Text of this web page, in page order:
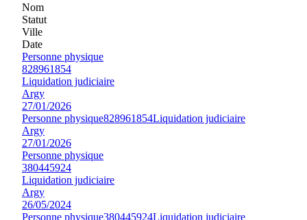
Nom
Statut
Ville
Date
Personne physique
828961854
Liquidation judiciaire
Argy
27/01/2026
Personne physique828961854Liquidation judiciaire
Argy
27/01/2026
Personne physique
380445924
Liquidation judiciaire
Argy
26/05/2024
Personne physique380445924Liquidation judiciaire